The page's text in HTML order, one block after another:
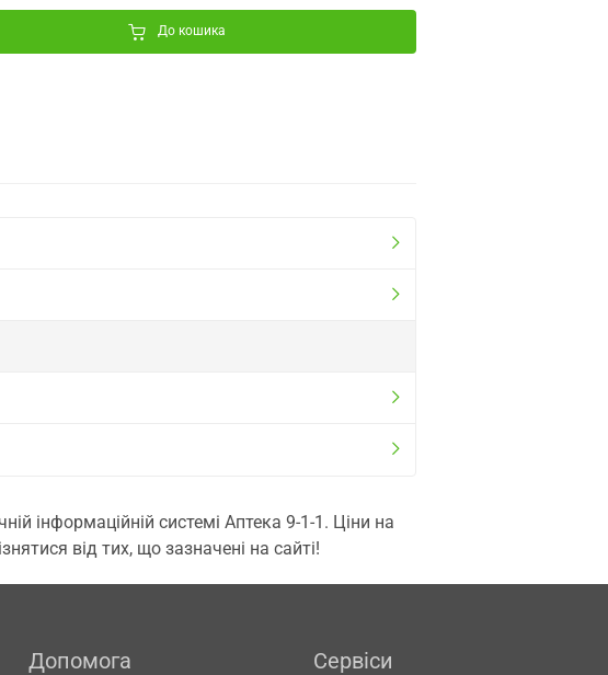
До кошика
інформаційній системі Аптека 9-1-1. Ціни на
від тих, що зазначені на сайті!
Допомога Сервіси